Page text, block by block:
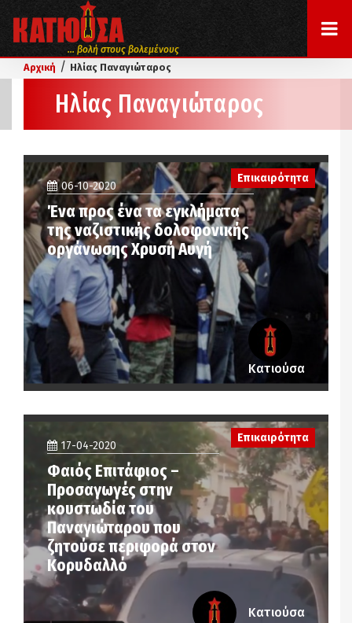
... βολή στους βολεμένους
Αρχική / Ηλίας Παναγιώταρος
Ηλίας Παναγιώταρος
Επικαιρότητα
06-10-2020
Ένα προς ένα τα εγκλήματα
της ναζιστικής δολοφονικής
οργάνωσης Χρυσή Αυγή
Κατιούσα
17-04-2020
Φαιός Επιτάφιος –
Προσαγωγές στην
κουστωδία του
Παναγιώταρου που
ζητούσε περιφορά στον
Κορυδαλλό
Επικαιρότητα
Κατιούσα